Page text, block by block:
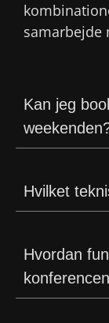
samarbejde
Kan jeg
Hvilket
Hvordan